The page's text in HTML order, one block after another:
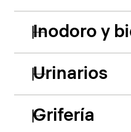
Inodoro y
Urinarios
Grifería